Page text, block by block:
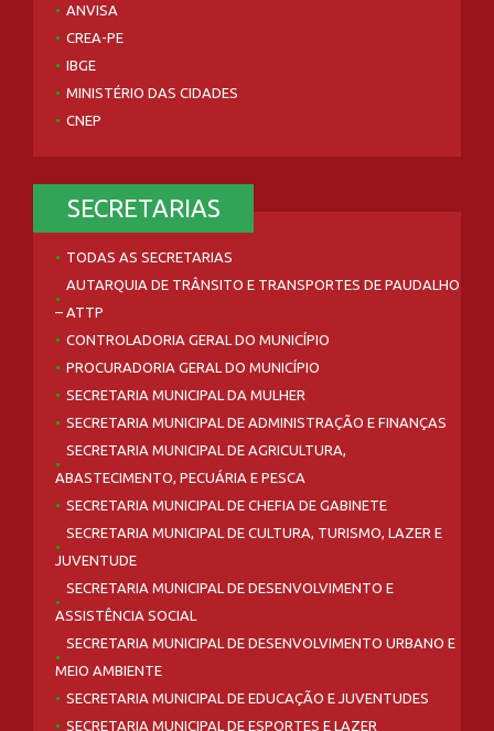
ANVISA
CREA-PE
IBGE
MINISTÉRIO DAS CIDADES
CNEP
SECRETARIAS
TODAS AS SECRETARIAS
AUTARQUIA DE TRÂNSITO E TRANSPORTES DE PAUDALHO
– ATTP
CONTROLADORIA GERAL DO MUNICÍPIO
PROCURADORIA GERAL DO MUNICÍPIO
SECRETARIA MUNICIPAL DA MULHER
SECRETARIA MUNICIPAL DE ADMINISTRAÇÃO E FINANÇAS
SECRETARIA MUNICIPAL DE AGRICULTURA,
ABASTECIMENTO, PECUÁRIA E PESCA
SECRETARIA MUNICIPAL DE CHEFIA DE GABINETE
SECRETARIA MUNICIPAL DE CULTURA, TURISMO, LAZER E
JUVENTUDE
SECRETARIA MUNICIPAL DE DESENVOLVIMENTO E
ASSISTÊNCIA SOCIAL
SECRETARIA MUNICIPAL DE DESENVOLVIMENTO URBANO E
MEIO AMBIENTE
SECRETARIA MUNICIPAL DE EDUCAÇÃO E JUVENTUDES
SECRETARIA MUNICIPAL DE ESPORTES E LAZER